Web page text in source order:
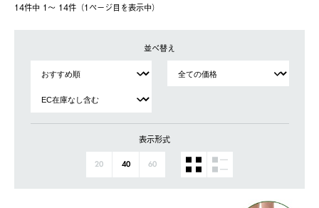
14件中 1〜 14件（1ページ⽬を表⽰中）
並べ替え
表示形式
20 40 60